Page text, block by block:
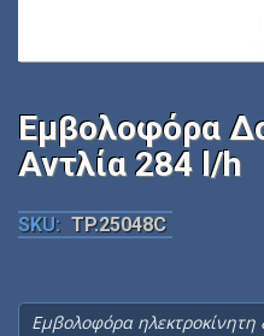
Εμβολοφόρα
Αντλία 284 l/h
SKU: TP.25048C
Εμβολοφόρα ηλεκτροκίνητη